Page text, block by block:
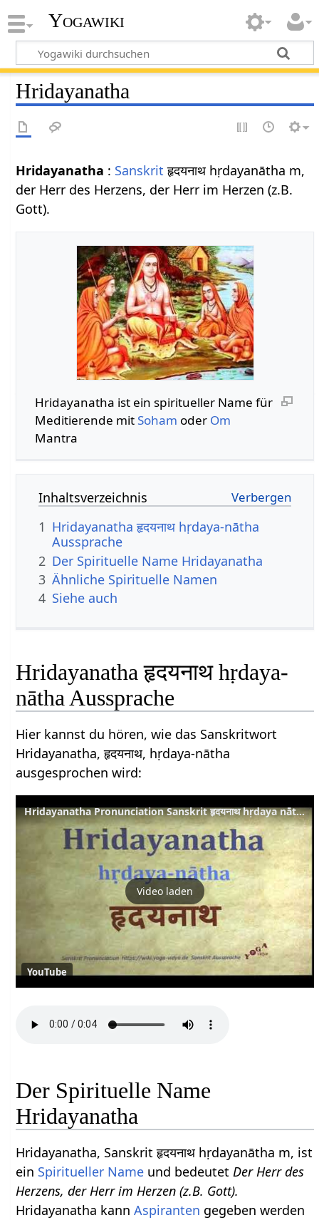
Yogawiki
Hridayanatha
Hridayanatha : Sanskrit हृदयनाथ hṛdayanātha m,
der Herr des Herzens, der Herr im Herzen (z.B.
Gott).
Hridayanatha ist ein spiritueller Name für
Meditierende mit Soham oder Om
Mantra
Inhaltsverzeichnis
1 Hridayanatha हृदयनाथ hṛdaya-nātha
Aussprache
2 Der Spirituelle Name Hridayanatha
3 Ähnliche Spirituelle Namen
4 Siehe auch
Hridayanatha हृदयनाथ hṛdaya-
nātha Aussprache
Hier kannst du hören, wie das Sanskritwort
Hridayanatha, हृदयनाथ, hṛdaya-nātha
ausgesprochen wird:
Hridayanatha Pronunciation Sanskrit हृदयनाथ hṛdaya nātha
Video laden
YouTube
Der Spirituelle Name
Hridayanatha
Hridayanatha, Sanskrit हृदयनाथ hṛdayanātha m, ist
ein Spiritueller Name und bedeutetDer Herr des
Herzens, der Herr im Herzen (z.B. Gott).
Hridayanatha kannAspiranten gegeben werden